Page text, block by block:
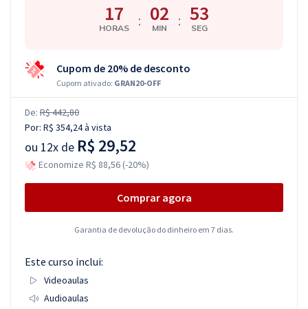
17
HORAS : 02
MIN : 52
SEG
Cupom de 20% de desconto
Cupom ativado: GRAN20-OFF
De: R$ 442,80
Por: R$ 354,24à vista
ou 12x de R$ 29,52
Economize R$ 88,56 (-20%)
Comprar agora
Garantia de devolução do dinheiro em 7 dias.
Este curso inclui:
Videoaulas
Audioaulas